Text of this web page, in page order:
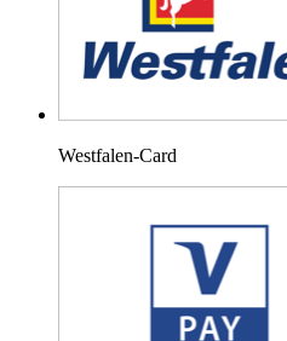
Westfalen-Card